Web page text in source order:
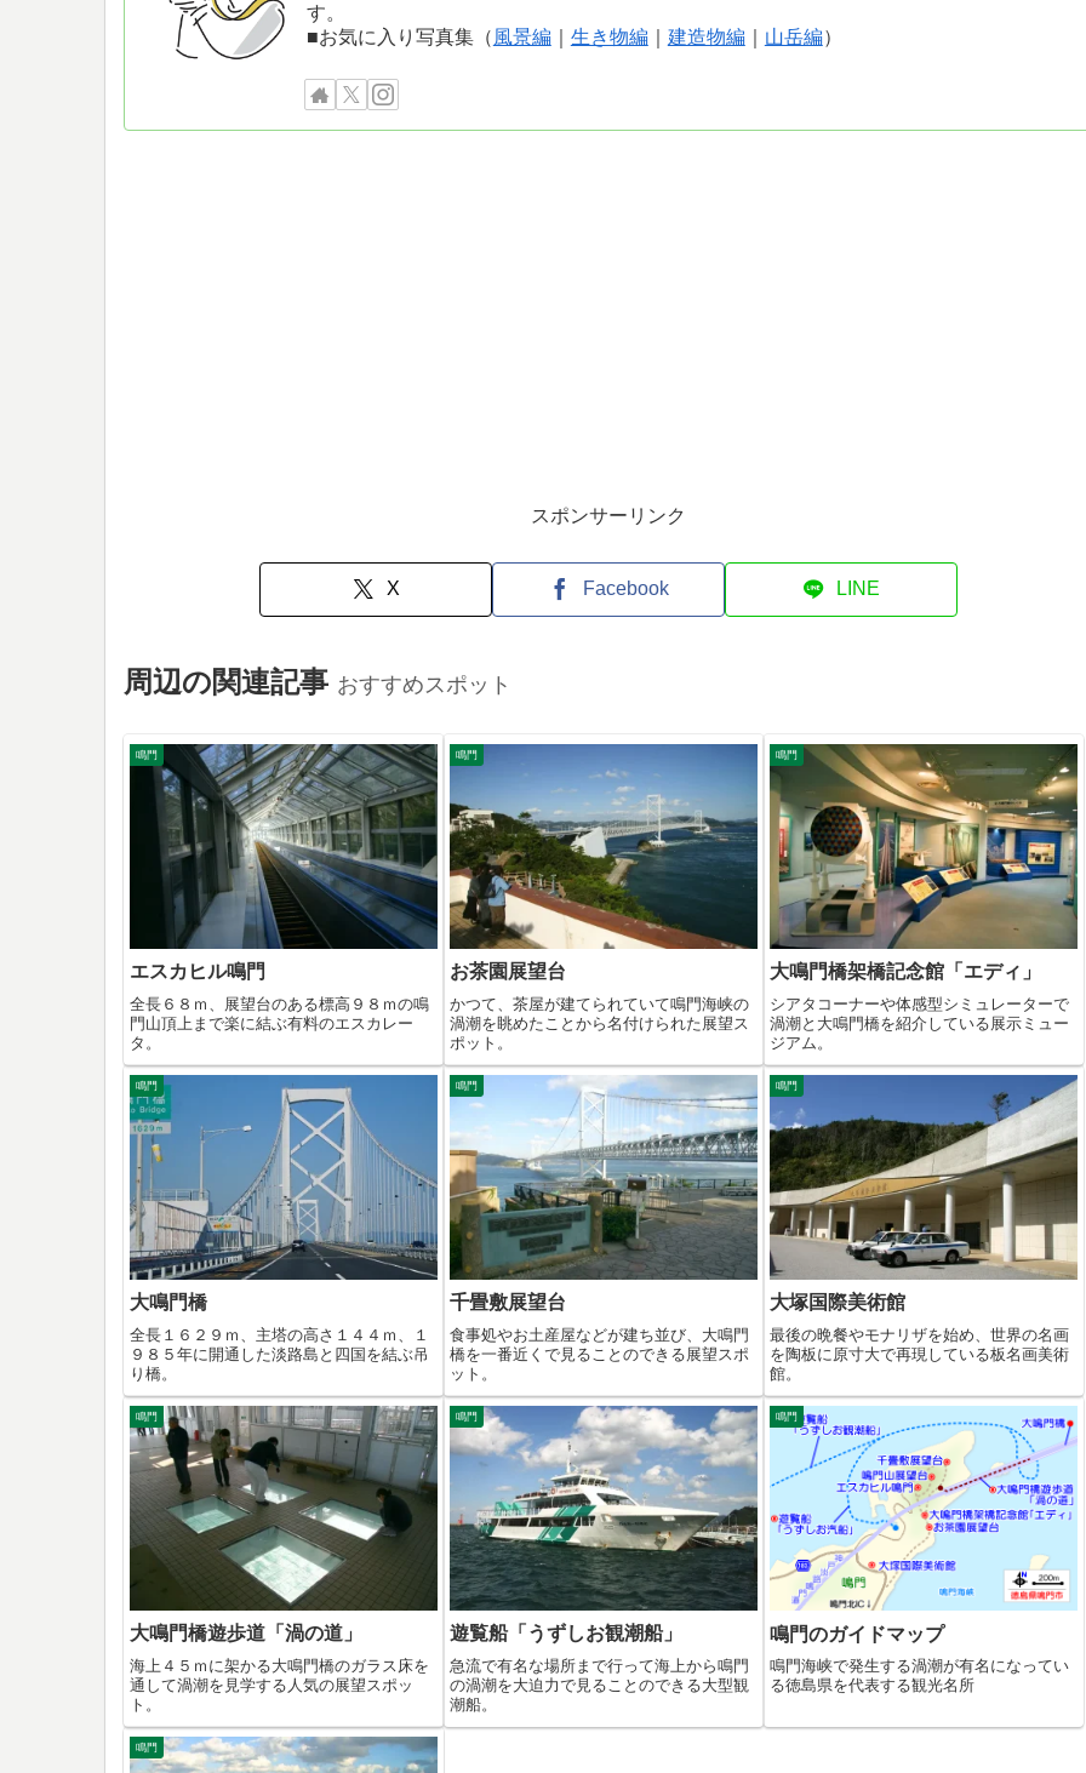
す。
■お気に入り写真集（ 風景編｜ 生き物編｜ 建造物編｜ 山岳編）
スポンサーリンク
X Facebook LINE
周辺の関連記事 おすすめスポット
鳴門
エスカヒル鳴門
全長６８ｍ、展望台のある標高９８ｍの鳴
門山頂上まで楽に結ぶ有料のエスカレー
タ。
鳴門
お茶園展望台
かつて、茶屋が建てられていて鳴門海峡の
渦潮を眺めたことから名付けられた展望ス
ポット。
鳴門
大鳴門橋架橋記念館「エディ」
シアタコーナーや体感型シミュレーターで
渦潮と大鳴門橋を紹介している展示ミュー
ジアム。
鳴門
大鳴門橋
全長１６２９ｍ、主塔の高さ１４４ｍ、１
９８５年に開通した淡路島と四国を結ぶ吊
り橋。
鳴門
千畳敷展望台
食事処やお土産屋などが建ち並び、大鳴門
橋を一番近くで見ることのできる展望スポ
ット。
鳴門
大塚国際美術館
最後の晩餐やモナリザを始め、世界の名画
を陶板に原寸大で再現している板名画美術
館。
鳴門
大鳴門橋遊歩道「渦の道」
海上４５ｍに架かる大鳴門橋のガラス床を
通して渦潮を見学する人気の展望スポッ
ト。
鳴門
遊覧船「うずしお観潮船」
急流で有名な場所まで行って海上から鳴門
の渦潮を大迫力で見ることのできる大型観
潮船。
鳴門
鳴門のガイドマップ
鳴門海峡で発生する渦潮が有名になってい
る徳島県を代表する観光名所
鳴門